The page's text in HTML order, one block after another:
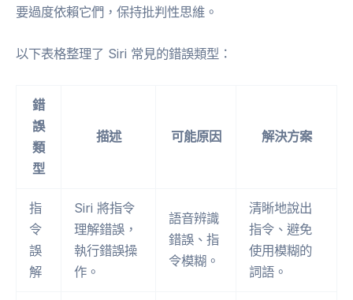
要過度依賴它們，保持批判性思維。
以下表格整理了 Siri 常見的錯誤類型：
錯
誤
類
型
描述 可能原因 解決方案
指
令
誤
解
Siri 將指令
理解錯誤，
執行錯誤操
作。
語音辨識
錯誤、指
令模糊。
清晰地說出
指令、避免
使用模糊的
詞語。